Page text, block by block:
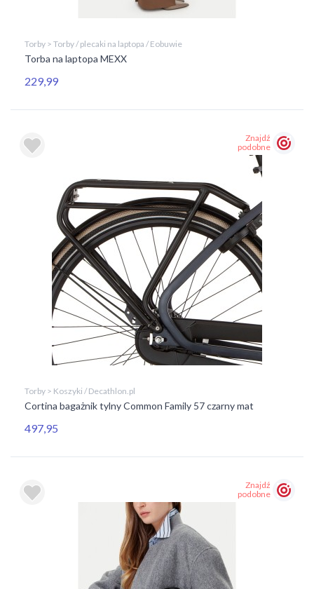
Torby > Torby / plecaki na laptopa / Eobuwie
Torba na laptopa MEXX
229,99
Znajdź
podobne
Torby > Koszyki / Decathlon.pl
Cortina bagażnik tylny Common Family 57 czarny mat
497,95
Znajdź
podobne